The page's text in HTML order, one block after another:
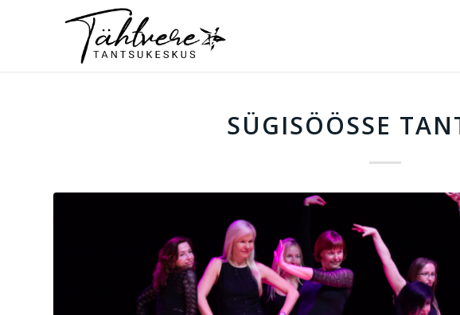
SÜGISÖÖSSE